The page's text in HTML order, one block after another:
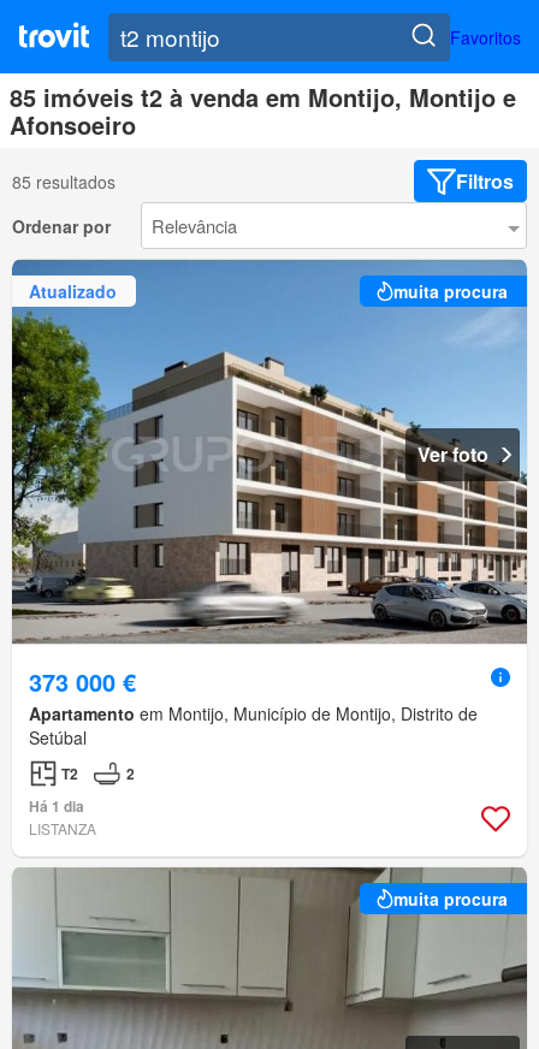
Favoritos
85 imóveis t2 à venda em Montijo, Montijo e
Afonsoeiro
85 resultados Filtros
Ordenar por
Atualizado muita procura
Ver foto
373 000 €
Apartamento em Montijo, Município de Montijo, Distrito de
Setúbal
T2
2
Há 1 dia
LISTANZA
muita procura